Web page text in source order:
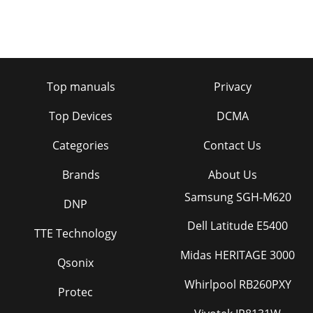
63Iestatīšana un atiestate66 Iestatīšana un atiestate6.2 Eco
kontrolējot monitora paneļa izman
Page 61
64Iestatīšana un atiestate66 Iestatīšana un atiestate6.3 Off
TimerVarat iestatīt, lai izstrādājums automātiski
Page 62 - Iestatīšana un atiestate
65Iestatīšana un atiestate66 Iestatīšana un atiestate6.4 Turn
23 stundām. Pēc norādītā
Top manuals
Top Devices
Categories
Brands
Privacy
DCMA
Contact Us
About Us
DNP
TTE Technology
Qsonix
Protec
Samsung SGH-M620
Dell Latitude E5400
Midas HERITAGE 3000
Whirlpool RB260PXY